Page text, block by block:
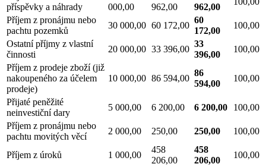
příspěvky a náhrady
000,00
962,00
962,00
Příjem z pronájmu nebo
pachtu pozemků
30 000,00 60 172,00
60
172,00
100,00
Ostatní příjmy z vlastní
činnosti
20 000,00 33 396,00
33
396,00
100,00
Příjem z prodeje zboží (již
nakoupeného za účelem
prodeje)
10 000,00 86 594,00
86
594,00
100,00
Přijaté peněžité
neinvestiční dary
5 000,00 6 200,00 6 200,00
100,00
Příjem z pronájmu nebo
pachtu movitých věcí
2 000,00 250,00 250,00 100,00
Příjem z úroků 1 000,00
458
206,00
458
206,00
100,00